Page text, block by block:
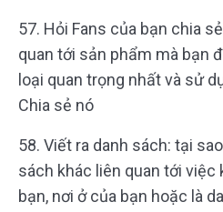
57. Hỏi Fans của bạn chia
quan tới sản phẩm mà bạn
loại quan trọng nhất và sử
Chia sẻ nó
58. Viết ra danh sách: tại
sách khác liên quan tới việc
bạn, nơi ở của bạn hoặc là